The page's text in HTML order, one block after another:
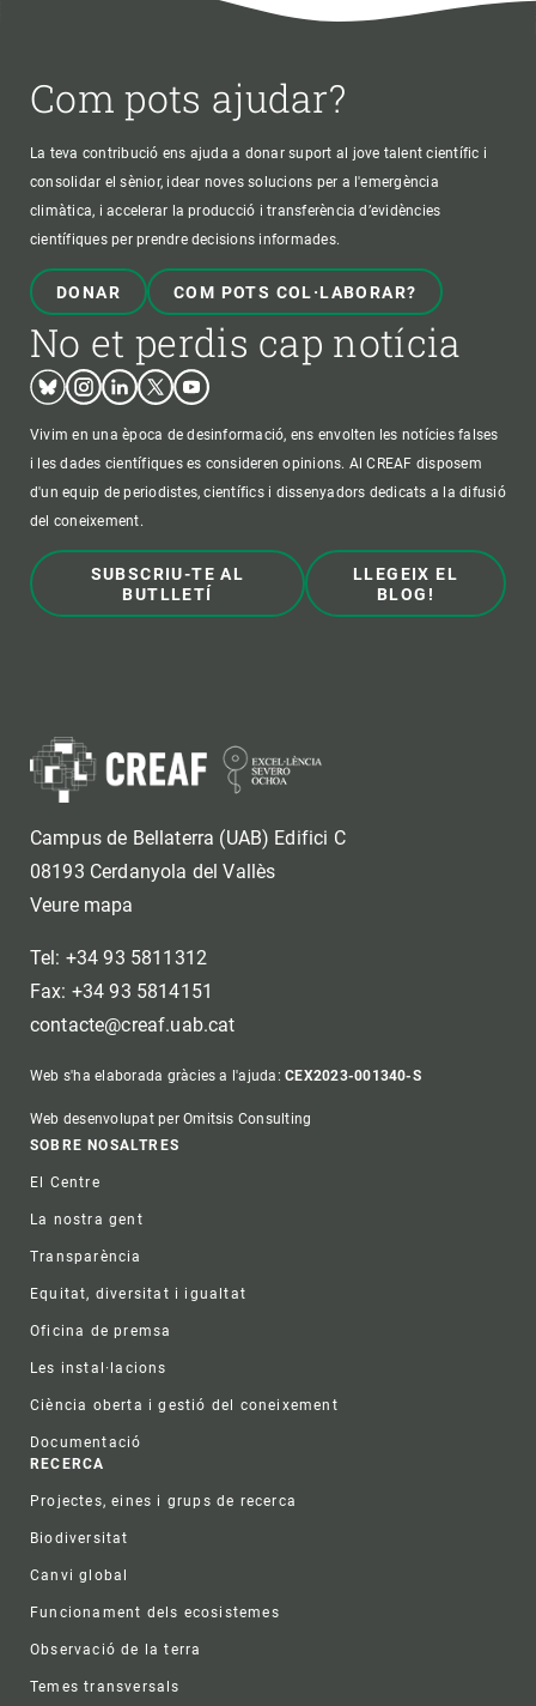
Com pots ajudar?
La teva contribució ens ajuda a donar suport al jove talent científic i
consolidar el sènior, idear noves solucions per a l'emergència
climàtica, i accelerar la producció i transferència d’evidències
científiques per prendre decisions informades.
DONAR COM POTS COL·LABORAR?
No et perdis cap notícia
BlueskyInstagram
LinkedinTwitterYoutube
Vivim en una època de desinformació, ens envolten les notícies falses
i les dades científiques es consideren opinions. Al CREAF disposem
d'un equip de periodistes, científics i dissenyadors dedicats a la difusió
del coneixement.
SUBSCRIU-TE AL
BUTLLETÍ
LLEGEIX EL
BLOG!
Campus de Bellaterra (UAB) Edifici C
08193 Cerdanyola del Vallès
Veure mapa
Tel: +34 93 5811312
Fax: +34 93 5814151
contacte@creaf.uab.cat
Web s'ha elaborada gràcies a l'ajuda:CEX2023-001340-S
Web desenvolupat per Omitsis Consulting
Footer
SOBRE NOSALTRES
El Centre
La nostra gent
Transparència
Equitat, diversitat i igualtat
Oficina de premsa
Les instal·lacions
Ciència oberta i gestió del coneixement
Documentació
RECERCA
Projectes, eines i grups de recerca
Biodiversitat
Canvi global
Funcionament dels ecosistemes
Observació de la terra
Temes transversals